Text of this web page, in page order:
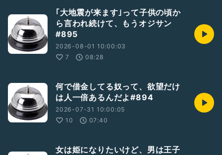
｢大地震が来ます｣って子供の頃か
ら言われ続けて、もうオジサン
#895
2026-08-01 10:00:03
7
08:28
何で借金してる奴って、欲望だけ
は人一倍あるんだよ#894
2026-07-31 10:00:05
10
07:40
女は姫になりたいけど、男は王子